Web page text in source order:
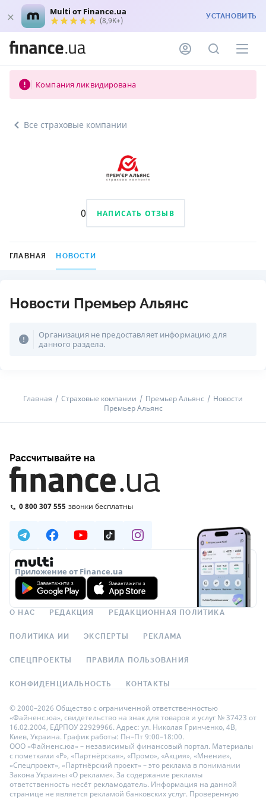
Multi от Finance.ua
(8,9K+) УСТАНОВИТЬ
Компания ликвидирована
Все страховые компании
0 НАПИСАТЬ ОТЗЫВ
ГЛАВНАЯ НОВОСТИ
Новости Премьер Альянс
Организация не предоставляет информацию для
данного раздела.
Главная Страховые компании Премьер Альянс
Новости
Премьер Альянс
Рассчитывайте на
0 800 307 555 звонки бесплатны
Приложение от Finance.ua
О НАС РЕДАКЦИЯ РЕДАКЦИОННАЯ ПОЛИТИКА
ПОЛИТИКА ИИ ЭКСПЕРТЫ РЕКЛАМА
СПЕЦПРОЕКТЫ ПРАВИЛА ПОЛЬЗОВАНИЯ
КОНФИДЕНЦИАЛЬНОСТЬ КОНТАКТЫ
© 2000–2026 Общество с ограниченной ответственностью
«Файненс.юа», свидетельство на знак для товаров и услуг № 37423 от
16.02.2004, ЕДРПОУ 22929966. Адрес: ул. Николая Гринченко, 4В,
Киев, Украина. График работы: Пн–Пт 9:00–18:00.
ООО «Файненс.юа» – независимый финансовый портал. Материалы
с пометками «Р», «Партнёрская», «Промо», «Акция», «Мнение»,
«Спецпроект», «Партнёрский проект» – это реклама в понимании
Закона Украины «О рекламе». За содержание рекламы
ответственность несёт рекламодатель. Информация на данной
странице не является рекламой банковских услуг. Проверенную